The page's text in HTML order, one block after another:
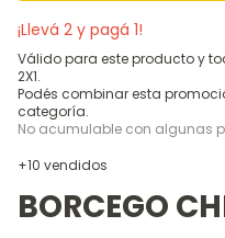
¡Llevá 2 y pagá 1!
Válido para este producto y
2X1.
Podés combinar esta
categoría.
No acumulable con algunas
+10 vendidos
BORCEGO